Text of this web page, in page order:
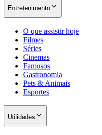
Entretenimento
O que assistir hoje
Filmes
Séries
Cinemas
Famosos
Gastronomia
Pets & Animais
Esportes
Utilidades